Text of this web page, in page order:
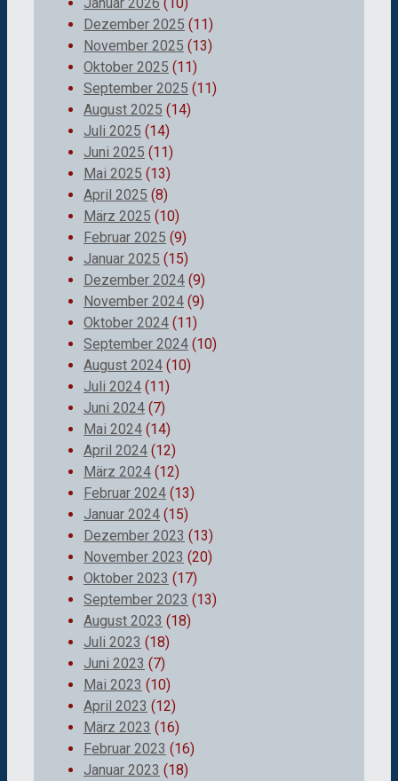
Dezember 2025 (11)
November 2025 (13)
Oktober 2025 (11)
September 2025 (11)
August 2025 (14)
Juli 2025 (14)
Juni 2025 (11)
Mai 2025 (13)
April 2025 (8)
März 2025 (10)
Februar 2025 (9)
Januar 2025 (15)
Dezember 2024 (9)
November 2024 (9)
Oktober 2024 (11)
September 2024 (10)
August 2024 (10)
Juli 2024 (11)
Juni 2024 (7)
Mai 2024 (14)
April 2024 (12)
März 2024 (12)
Februar 2024 (13)
Januar 2024 (15)
Dezember 2023 (13)
November 2023 (20)
Oktober 2023 (17)
September 2023 (13)
August 2023 (18)
Juli 2023 (18)
Juni 2023 (7)
Mai 2023 (10)
April 2023 (12)
März 2023 (16)
Februar 2023 (16)
Januar 2023 (18)